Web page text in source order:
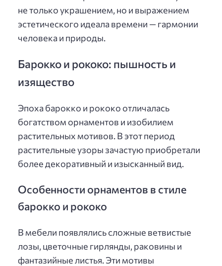
не только украшением, но и выражением
эстетического идеала времени — гармонии
человека и природы.
Барокко и рококо: пышность и
изящество
Эпоха барокко и рококо отличалась
богатством орнаментов и изобилием
растительных мотивов. В этот период
растительные узоры зачастую приобретали
более декоративный и изысканный вид.
Особенности орнаментов в стиле
барокко и рококо
В мебели появлялись сложные ветвистые
лозы, цветочные гирлянды, раковины и
фантазийные листья. Эти мотивы